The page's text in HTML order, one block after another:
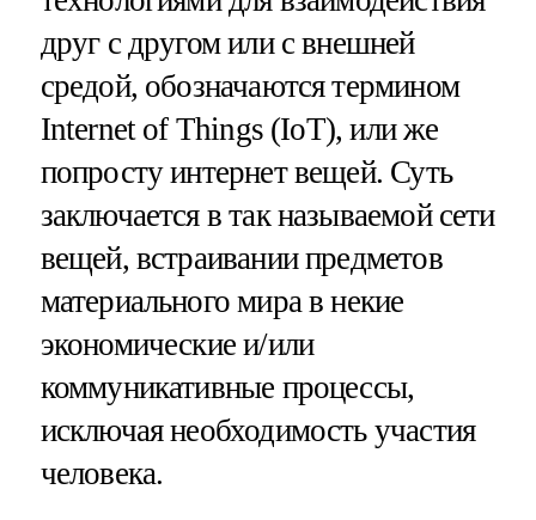
друг с другом или с внешней
средой, обозначаются термином
Internet of Things (IoT), или же
попросту интернет вещей. Суть
заключается в так называемой сети
вещей, встраивании предметов
материального мира в некие
экономические и/или
коммуникативные процессы,
исключая необходимость участия
человека.